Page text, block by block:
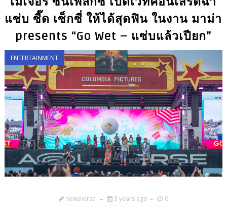
แซ่บ ซี๊ด เซ็กซี่ ให้ได้สุดฟิน ในงาน มาม่า
presents “Go Wet – แซ่บแล้วเปียก”
ENTERTAINMENT
newsverse 3 years ago 0